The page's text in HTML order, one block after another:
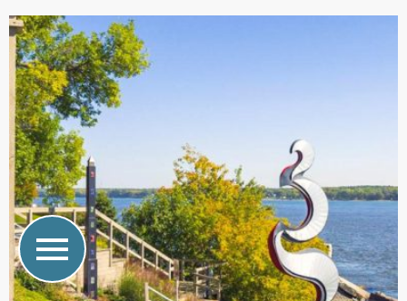
DE MONTRÉAL À TROIS-RIVIÈRES Avec l’autoroute 40,
trois heures suffisent pour re